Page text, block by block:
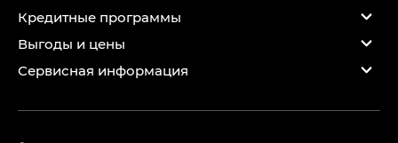
Кредитные программы
Выгоды и цены
Сервисная информация